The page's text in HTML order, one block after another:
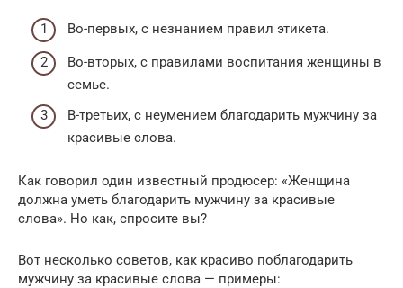
Во-первых, с незнанием правил этикета.
Во-вторых, с правилами воспитания женщины в
семье.
В-третьих, с неумением благодарить мужчину за
красивые слова.
Как говорил один известный продюсер: «Женщина
должна уметь благодарить мужчину за красивые
слова». Но как, спросите вы?
Вот несколько советов, как красиво поблагодарить
мужчину за красивые слова — примеры: